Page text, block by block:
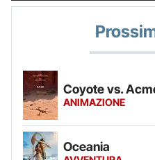
Coyote vs.
ANIMAZIONE
Oceania